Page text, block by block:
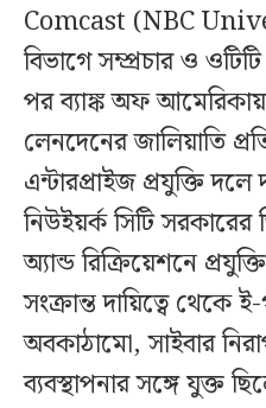
Comcast (NBC
বিভাগে সম্প্রচার ও
পর ব্যাঙ্ক অফ
লেনদেনের জালিয়াতি
এন্টারপ্রাইজ প্রযুক্তি
নিউইয়র্ক সিটি সরকারের
অ্যান্ড রিক্রিয়েশনে
সংক্রান্ত দায়িত্বে থেকে
অবকাঠামো, সাইবার
ব্যবস্থাপনার সঙ্গে যুক্ত